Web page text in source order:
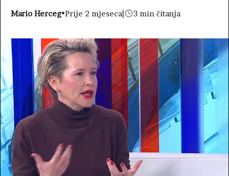
Mario Herceg•Prije 2 mjeseca| 3 min čitanja